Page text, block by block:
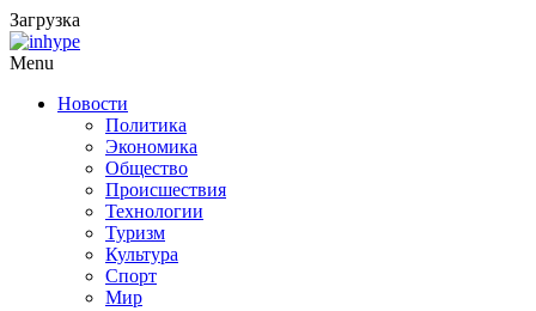
Загрузка
Menu
Новости
Политика
Экономика
Общество
Происшествия
Технологии
Туризм
Культура
Спорт
Мир